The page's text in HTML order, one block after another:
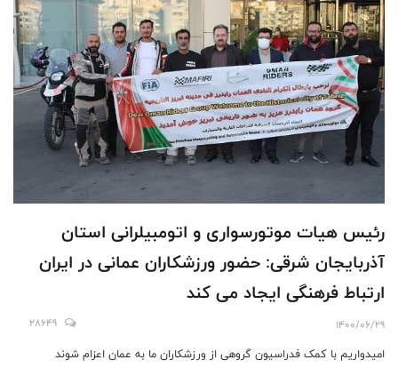
رئیس هیات موتورسواری و اتومبیلرانی استان
آذربایجان شرقی: حضور ورزشکاران عمانی در ایران
ارتباط فرهنگی ایجاد می کند
1400/06/29
28649
امیدواریم با کمک فدراسیون گروهی از ورزشکاران ما به عمان اعزام شوند